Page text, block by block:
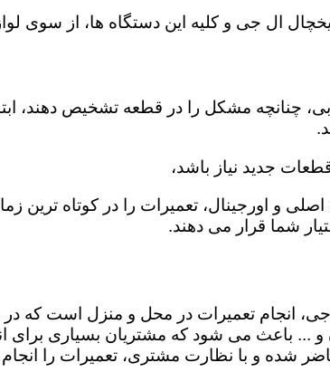
ال جی و کلیه این دستگاه ها، از سوی
چنانچه مشکل را در قطعه تشخیص دهند،
جدید نیاز باشد،
اصلی و اورجینال، تعمیرات را در کوتاه
شما قرار می دهند.
جی، انجام تعمیرات در محل و منزل است
باعث می شود که مشتریان بسیاری برای
شده و با نظارت مشتری، تعمیرات را انجام